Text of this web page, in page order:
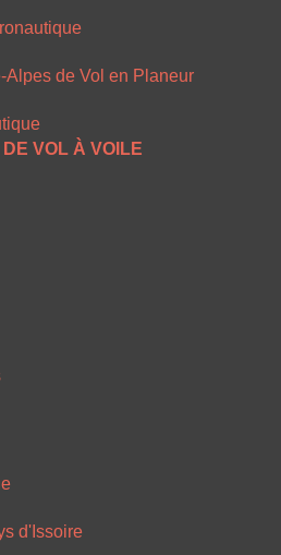
de Vol en Planeur
VOL À VOILE
d'Issoire